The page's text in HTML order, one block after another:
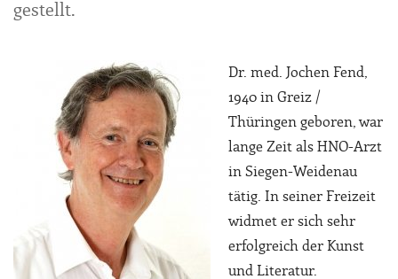
gestellt.
Dr. med. Jochen Fend,
1940 in Greiz /
Thüringen geboren, war
lange Zeit als HNO-Arzt
in Siegen-Weidenau
tätig. In seiner Freizeit
widmet er sich sehr
erfolgreich der Kunst
und Literatur.